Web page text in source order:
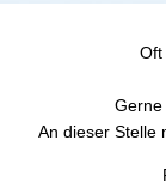
Oft
Gerne
An dieser Stelle